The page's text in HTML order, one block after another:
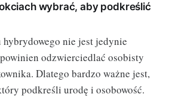
wybrać, aby podkreślić
nie jest jedynie
odzwierciedlać osobisty
Dlatego bardzo ważne jest,
podkreśli urodę i osobowość.